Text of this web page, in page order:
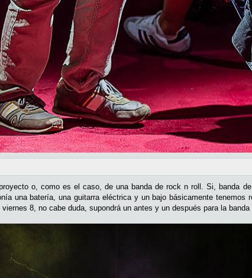
o, como es el caso, de una banda de rock n roll. Si, banda
una batería, una guitarra eléctrica y un bajo básicamente
8, no cabe duda, supondrá un antes y un después para la banda